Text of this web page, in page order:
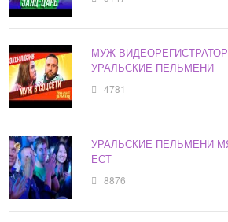
МУЖ ВИДЕОРЕГИСТРАТОР
УРАЛЬСКИЕ ПЕЛЬМЕНИ
4781
УРАЛЬСКИЕ ПЕЛЬМЕНИ
ЕСТ
8876